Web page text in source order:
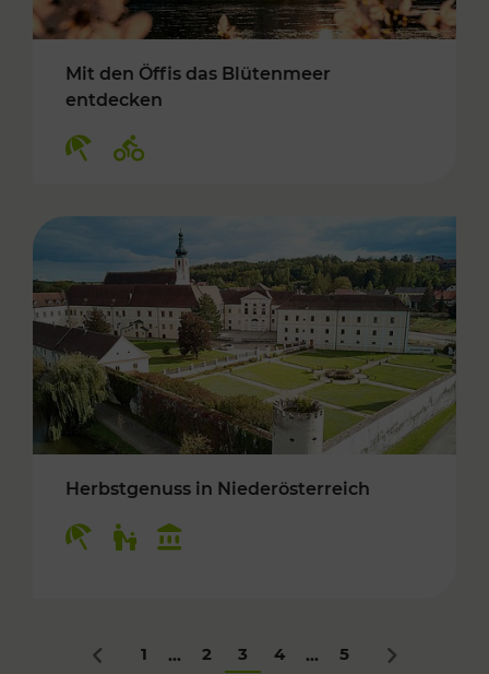
Mit den Öffis das Blütenmeer
entdecken
Herbstgenuss in Niederösterreich
Zurück
1 ... 2 3 4 ... 5 Nächstes